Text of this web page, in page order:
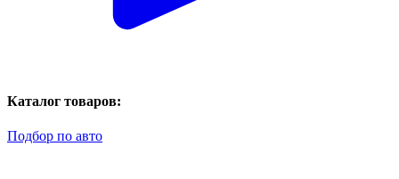
Каталог товаров:
Подбор по авто